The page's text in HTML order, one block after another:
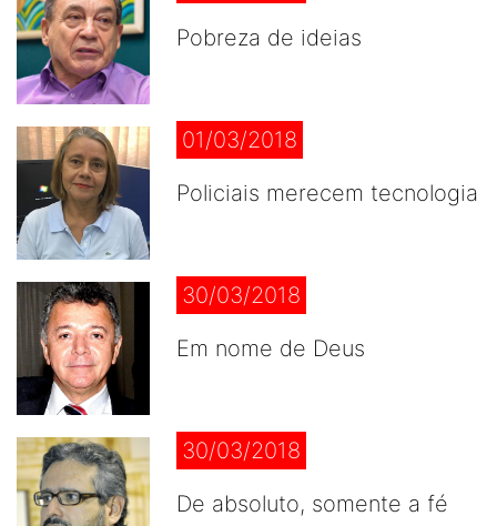
Pobreza de ideias
01/03/2018
Policiais merecem tecnologia
30/03/2018
Em nome de Deus
30/03/2018
De absoluto, somente a fé